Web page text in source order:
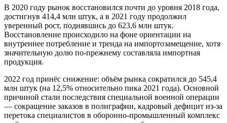
В 2020 году рынок восстановился почти до уровня 2018 года,
достигнув 414,4 млн штук, а в 2021 году продолжил
уверенный рост, поднявшись до 623,6 млн штук.
Восстановление происходило на фоне ориентации на
внутреннее потребление и тренда на импортозамещение, хотя
значительную долю по-прежнему составляла импортная
продукция.
2022 год принёс снижение: объём рынка сократился до 545,4
млн штук (на 12,5% относительно пика 2021 года). Основной
причиной стали последствия специальной военной операции
— сокращение заказов в полиграфии, кадровый дефицит из-за
перетока специалистов в оборонно-промышленный комплекс